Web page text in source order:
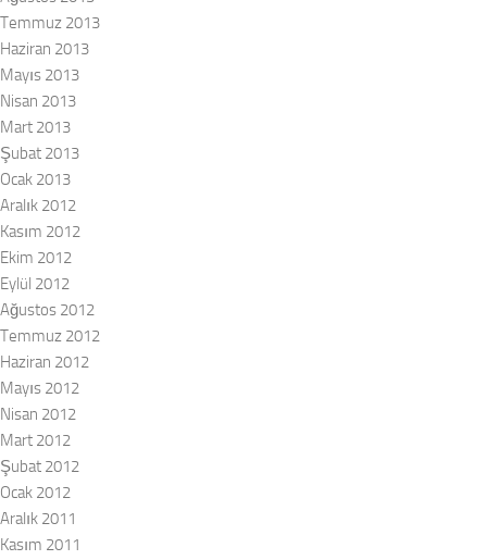
Temmuz 2013
Haziran 2013
Mayıs 2013
Nisan 2013
Mart 2013
Şubat 2013
Ocak 2013
Aralık 2012
Kasım 2012
Ekim 2012
Eylül 2012
Ağustos 2012
Temmuz 2012
Haziran 2012
Mayıs 2012
Nisan 2012
Mart 2012
Şubat 2012
Ocak 2012
Aralık 2011
Kasım 2011